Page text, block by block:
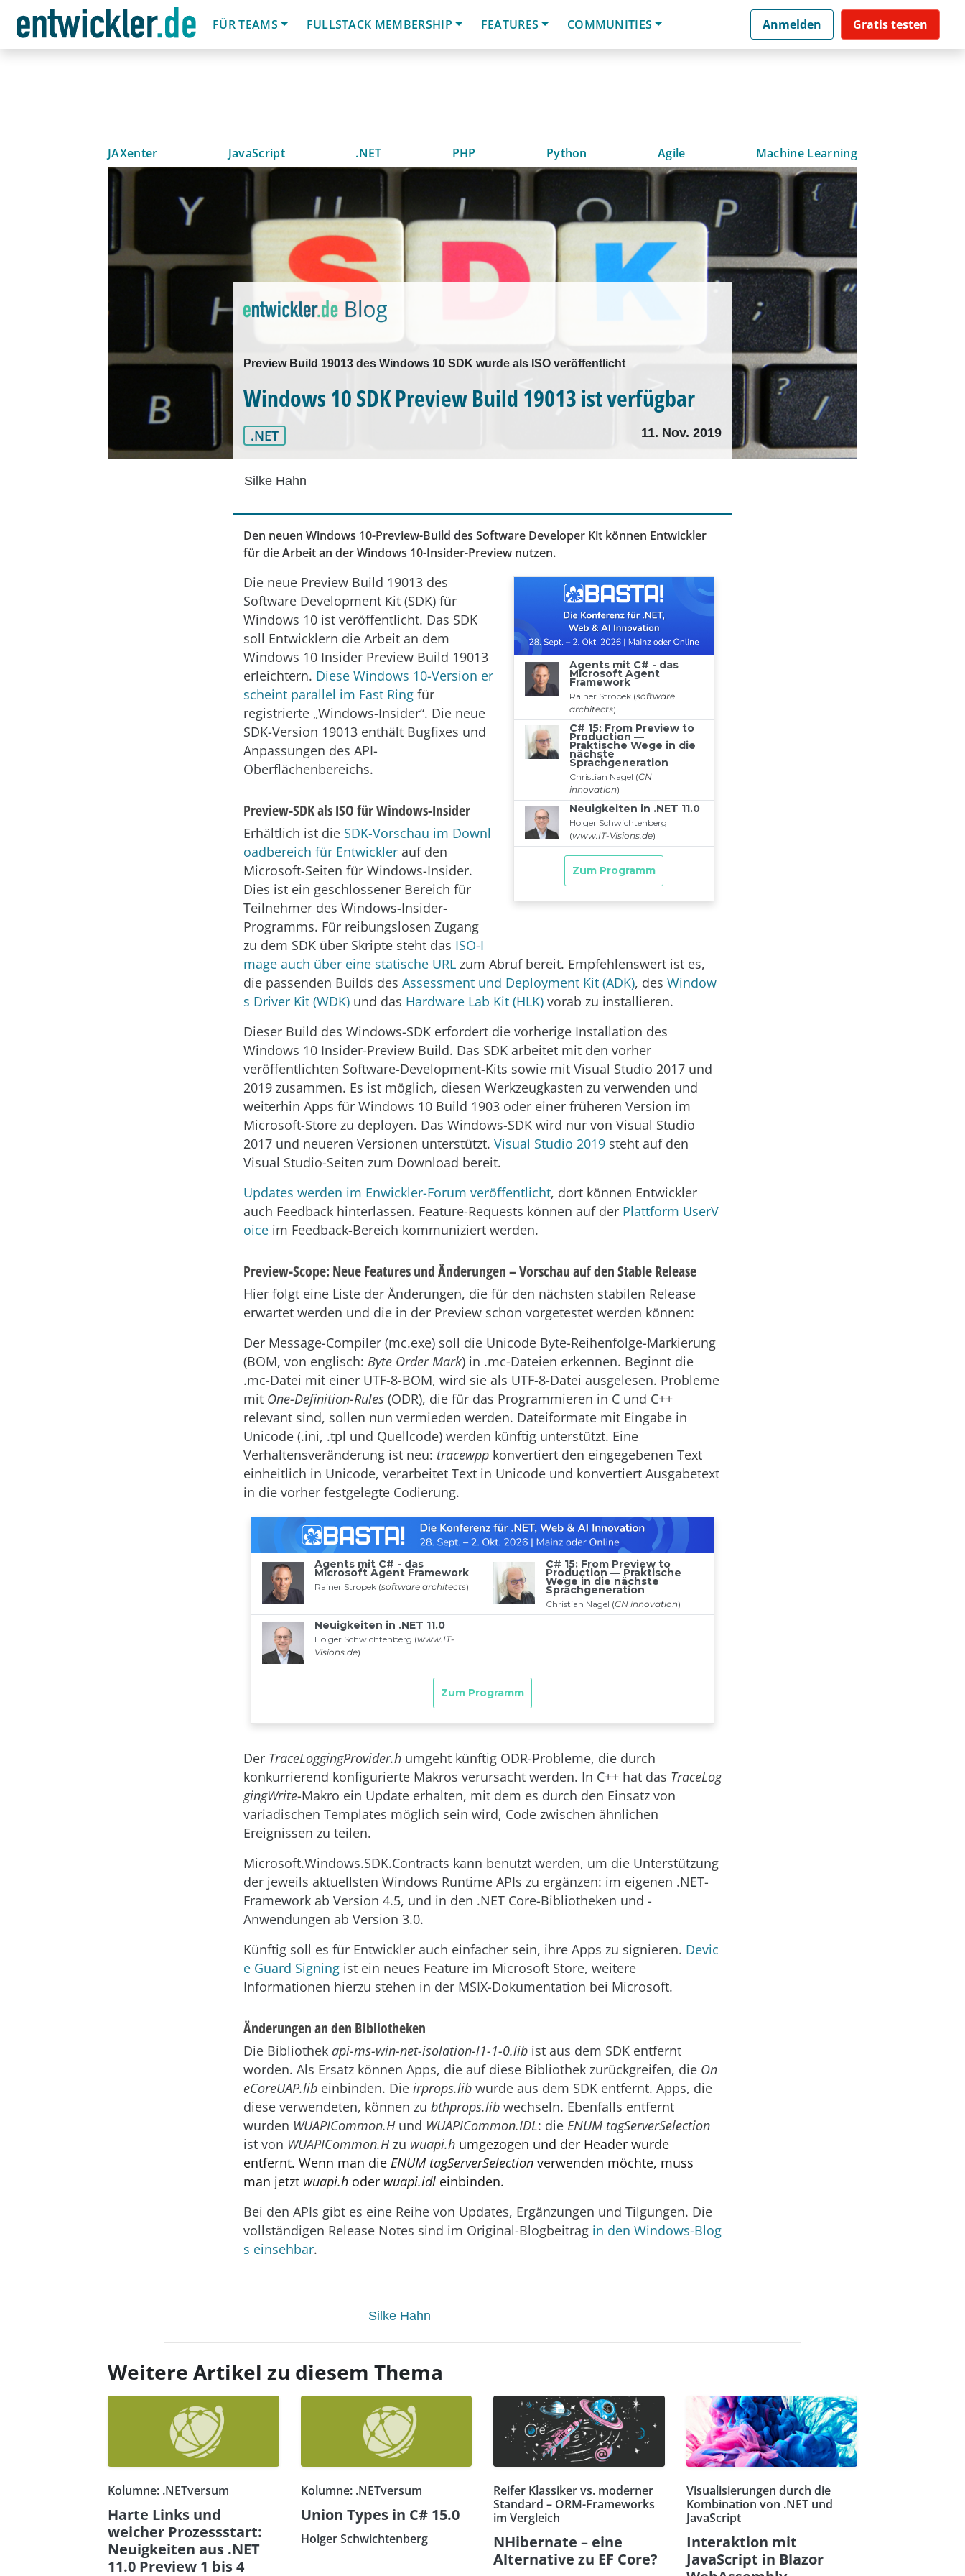
FÜR TEAMS
FULLSTACK MEMBERSHIP FEATURES COMMUNITIES Anmelden Gratis testen
JAXenter JavaScript .NET PHP Python Agile Machine Learning
Preview Build 19013 des Windows 10 SDK wurde als ISO veröffentlicht
Windows 10 SDK Preview Build 19013 ist verfügbar
.NET 11. Nov. 2019
Silke Hahn
Den neuen Windows 10-Preview-Build des Software Developer Kit können Entwickler
für die Arbeit an der Windows 10-Insider-Preview nutzen.
Die neue Preview Build 19013 des
Software Development Kit (SDK) für
Windows 10 ist veröffentlicht. Das SDK
soll Entwicklern die Arbeit an dem
Windows 10 Insider Preview Build 19013
erleichtern. Diese Windows 10-Version er
scheint parallel im Fast Ring für
registrierte „Windows-Insider“. Die neue
SDK-Version 19013 enthält Bugfixes und
Anpassungen des API-
Oberflächenbereichs.
Preview-SDK als ISO für Windows-Insider
Erhältlich ist die SDK-Vorschau im Downl
oadbereich für Entwickler auf den
Microsoft-Seiten für Windows-Insider.
Dies ist ein geschlossener Bereich für
Teilnehmer des Windows-Insider-
Programms. Für reibungslosen Zugang
zu dem SDK über Skripte steht das ISO-I
mage auch über eine statische URL zum Abruf bereit. Empfehlenswert ist es,
die passenden Builds des Assessment und Deployment Kit (ADK), des Window
s Driver Kit (WDK) und das Hardware Lab Kit (HLK) vorab zu installieren.
Dieser Build des Windows-SDK erfordert die vorherige Installation des
Windows 10 Insider-Preview Build. Das SDK arbeitet mit den vorher
veröffentlichten Software-Development-Kits sowie mit Visual Studio 2017 und
2019 zusammen. Es ist möglich, diesen Werkzeugkasten zu verwenden und
weiterhin Apps für Windows 10 Build 1903 oder einer früheren Version im
Microsoft-Store zu deployen. Das Windows-SDK wird nur von Visual Studio
2017 und neueren Versionen unterstützt. Visual Studio 2019 steht auf den
Visual Studio-Seiten zum Download bereit.
Updates werden im Enwickler-Forum veröffentlicht, dort können Entwickler
auch Feedback hinterlassen. Feature-Requests können auf der Plattform UserV
oice im Feedback-Bereich kommuniziert werden.
Preview-Scope: Neue Features und Änderungen – Vorschau auf den Stable Release
Hier folgt eine Liste der Änderungen, die für den nächsten stabilen Release
erwartet werden und die in der Preview schon vorgetestet werden können:
Der Message-Compiler (mc.exe) soll die Unicode Byte-Reihenfolge-Markierung
(BOM, von englisch: Byte Order Mark) in .mc-Dateien erkennen. Beginnt die
.mc-Datei mit einer UTF-8-BOM, wird sie als UTF-8-Datei ausgelesen. Probleme
mit One-Definition-Rules (ODR), die für das Programmieren in C und C++
relevant sind, sollen nun vermieden werden. Dateiformate mit Eingabe in
Unicode (.ini, .tpl und Quellcode) werden künftig unterstützt. Eine
Verhaltensveränderung ist neu: tracewpp konvertiert den eingegebenen Text
einheitlich in Unicode, verarbeitet Text in Unicode und konvertiert Ausgabetext
in die vorher festgelegte Codierung.
Der TraceLoggingProvider.h umgeht künftig ODR-Probleme, die durch
konkurrierend konfigurierte Makros verursacht werden. In C++ hat das TraceLog
gingWrite-Makro ein Update erhalten, mit dem es durch den Einsatz von
variadischen Templates möglich sein wird, Code zwischen ähnlichen
Ereignissen zu teilen.
Microsoft.Windows.SDK.Contracts kann benutzt werden, um die Unterstützung
der jeweils aktuellsten Windows Runtime APIs zu ergänzen: im eigenen .NET-
Framework ab Version 4.5, und in den .NET Core-Bibliotheken und -
Anwendungen ab Version 3.0.
Künftig soll es für Entwickler auch einfacher sein, ihre Apps zu signieren. Devic
e Guard Signing ist ein neues Feature im Microsoft Store, weitere
Informationen hierzu stehen in der MSIX-Dokumentation bei Microsoft.
Änderungen an den Bibliotheken
Die Bibliothek api-ms-win-net-isolation-l1-1-0.lib ist aus dem SDK entfernt
worden. Als Ersatz können Apps, die auf diese Bibliothek zurückgreifen, die On
eCoreUAP.lib einbinden. Die irprops.lib wurde aus dem SDK entfernt. Apps, die
diese verwendeten, können zu bthprops.lib wechseln. Ebenfalls entfernt
wurden WUAPICommon.Hund WUAPICommon.IDL: die ENUM tagServerSelection
ist von WUAPICommon.Hzu wuapi.h umgezogen und der Header wurde
entfernt. Wenn man die ENUM tagServerSelection verwenden möchte, muss
man jetzt wuapi.h oder wuapi.idl einbinden.
Bei den APIs gibt es eine Reihe von Updates, Ergänzungen und Tilgungen. Die
vollständigen Release Notes sind im Original-Blogbeitrag in den Windows-Blog
s einsehbar.
Silke Hahn
Weitere Artikel zu diesem Thema
Kolumne: .NETversum
Harte Links und
weicher Prozessstart:
Neuigkeiten aus .NET
11.0 Preview 1 bis 4
Kolumne: .NETversum
Union Types in C# 15.0
Holger Schwichtenberg
Reifer Klassiker vs. moderner
Standard – ORM-Frameworks
im Vergleich
NHibernate – eine
Alternative zu EF Core?
Visualisierungen durch die
Kombination von .NET und
JavaScript
Interaktion mit
JavaScript in Blazor